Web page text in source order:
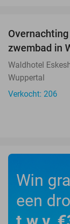
zwembad in
Waldhotel
Wuppertal
Verkocht: 206
Win
een